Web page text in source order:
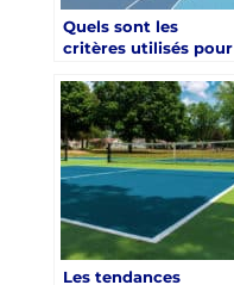
Quels sont les
critères utilisés pour
des matériaux
utilisés dans la
construction de
terrains de tennis
dans le Var pour les
clubs de santé de
luxe ?
Les tendances